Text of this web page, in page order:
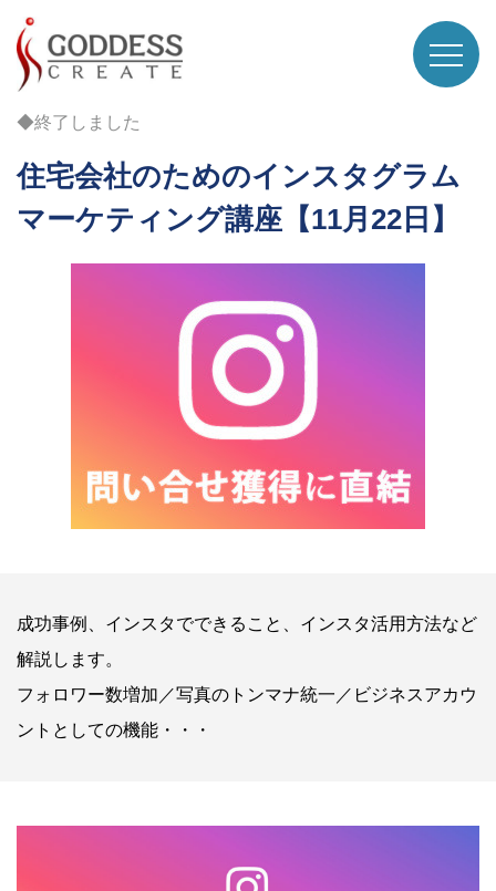
◆終了しました
住宅会社のためのインスタグラム
マーケティング講座【11月22日】
成功事例、インスタでできること、インスタ活用方法など
解説します。
フォロワー数増加／写真のトンマナ統一／ビジネスアカウ
ントとしての機能・・・